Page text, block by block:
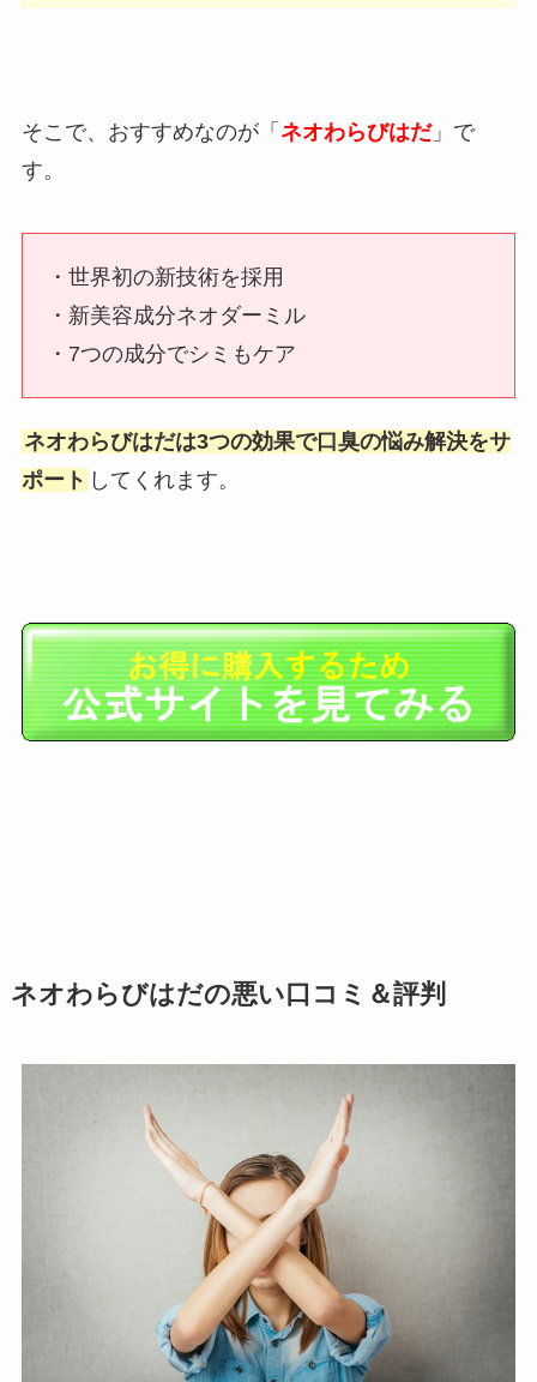
そこで、おすすめなのが「 ネオわらびはだ」で
す。
・世界初の新技術を採用
・新美容成分ネオダーミル
・7つの成分でシミもケア
ネオわらびはだは3つの効果で口臭の悩み解決をサ
ポート してくれます。
ネオわらびはだの悪い口コミ＆評判